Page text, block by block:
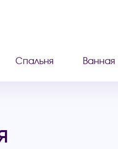
Спальня Ванная